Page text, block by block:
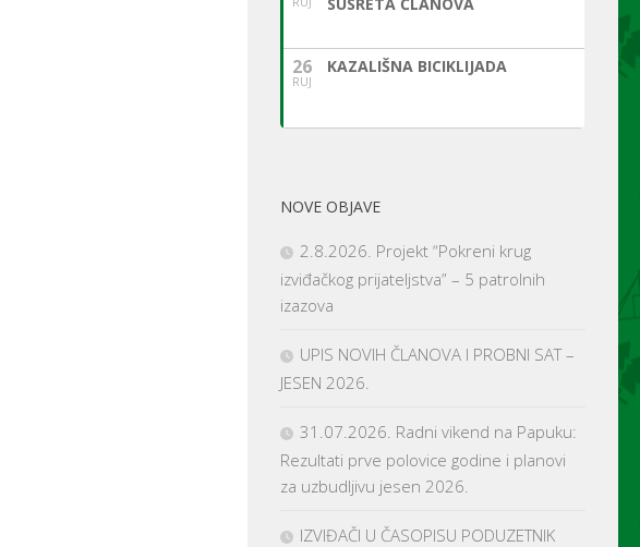
26
RUJ
KAZALIŠNA BICIKLIJADA
NOVE OBJAVE
2.8.2026. Projekt “Pokreni krug
izviđačkog prijateljstva” – 5 patrolnih
izazova
UPIS NOVIH ČLANOVA I PROBNI SAT –
JESEN 2026.
31.07.2026. Radni vikend na Papuku:
Rezultati prve polovice godine i planovi
za uzbudljivu jesen 2026.
IZVIĐAČI U ČASOPISU PODUZETNIK